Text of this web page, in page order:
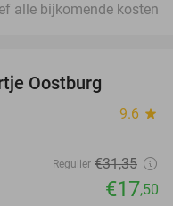
alle bijkomende kosten
Oostburg
9.6 star
Regulier €31,35
€17,50